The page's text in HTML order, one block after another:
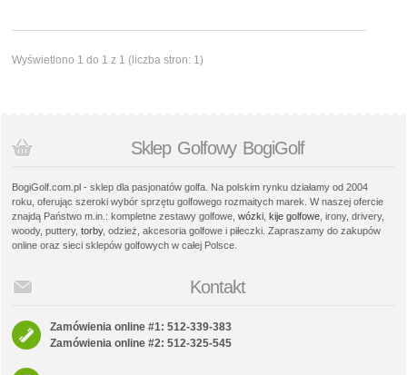
Wyświetlono 1 do 1 z 1 (liczba stron: 1)
Sklep Golfowy BogiGolf
BogiGolf.com.pl - sklep dla pasjonatów golfa. Na polskim rynku działamy od 2004
roku, oferując szeroki wybór sprzętu golfowego rozmaitych marek. W naszej ofercie
znajdą Państwo m.in.: kompletne zestawy golfowe, wózki kije golfowe , irony, drivery,
woody, puttery, torby, odzież, akcesoria golfowe i piłeczki. Zapraszamy do zakupów
online oraz sieci sklepów golfowych w całej Polsce.
Kontakt
Zamówienia online #1: 512-339-383
Zamówienia online #2: 512-325-545